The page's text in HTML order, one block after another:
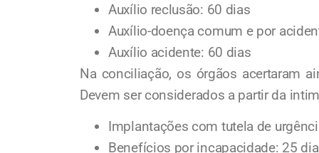
Auxílio reclusão: 60 dias
Auxílio-doença comum e por
Auxílio acidente: 60 dias
Na conciliação, os órgãos acertaram
Devem ser considerados a partir da
Implantações com tutela de
Benefícios por incapacidade: 25